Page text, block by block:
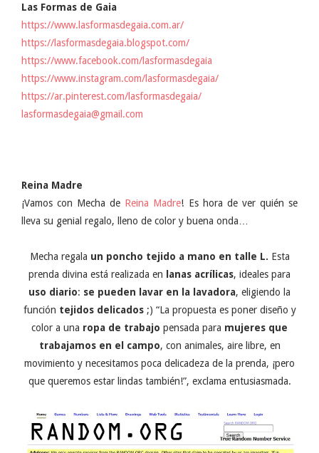
Las Formas de Gaia
https://www.lasformasdegaia.com.ar/
https://lasformasdegaia.blogspot.com/
https://www.facebook.com/lasformasdegaia
https://www.instagram.com/lasformasdegaia/
https://ar.pinterest.com/lasformasdegaia/
lasformasdegaia@gmail.com
Reina Madre
¡Vamos con Mecha de Reina Madre! Es hora de ver quién se
lleva su genial regalo, lleno de color y buena onda…
Mecha regala un poncho tejido a mano en talle L. Esta
prenda divina está realizada en
lanas acrílicas, ideales para
uso diario: se pueden lavar en la lavadora, eligiendo la
función tejidos delicados;) “La propuesta es poner diseño y
color a una ropa de trabajo pensada para mujeres que
trabajamos en el campo, con animales, aire libre, en
movimiento y necesitamos poca delicadeza de la prenda, ¡pero
que queremos estar lindas también!”, exclama entusiasmada.